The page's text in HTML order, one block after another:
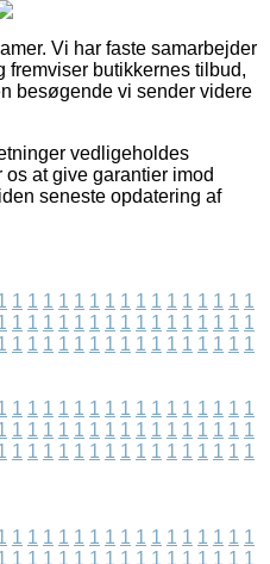
Vi har faste samarbejder
fremviser butikkernes tilbud,
besøgende vi sender videre
vedligeholdes
at give garantier imod
seneste opdatering af
1 1 1 1 1 1 1 1 1 1 1 1 1 1 1 1
1 1 1 1 1 1 1 1 1 1 1 1 1 1 1 1
1 1 1 1 1 1 1 1 1 1 1 1 1 1 1 1
1 1 1 1 1 1 1 1 1 1 1 1 1 1 1 1
1 1 1 1 1 1 1 1 1 1 1 1 1 1 1 1
1 1 1 1 1 1 1 1 1 1 1 1 1 1 1 1
1 1 1 1 1 1 1 1 1 1 1 1 1 1 1 1
1 1 1 1 1 1 1 1 1 1 1 1 1 1 1 1